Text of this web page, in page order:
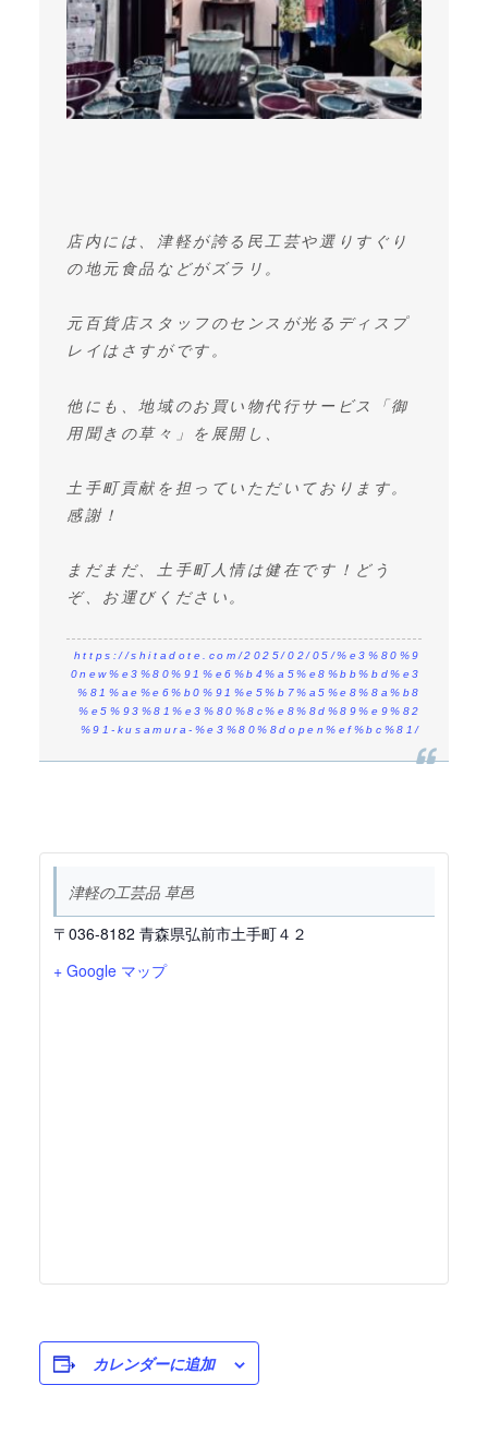
店内には、津軽が誇る民工芸や選りすぐり
の地元食品などがズラリ。
元百貨店スタッフのセンスが光るディスプ
レイはさすがです。
他にも、地域のお買い物代行サービス「御
用聞きの草々」を展開し、
土手町貢献を担っていただいております。
感謝！
まだまだ、土手町人情は健在です！どう
ぞ、お運びください。
https://shitadote.com/2025/02/05/%e3%80%9
0new%e3%80%91%e6%b4%a5%e8%bb%bd%e3
%81%ae%e6%b0%91%e5%b7%a5%e8%8a%b8
%e5%93%81%e3%80%8c%e8%8d%89%e9%82
%91-kusamura-%e3%80%8dopen%ef%bc%81/
津軽の工芸品 草邑
〒036-8182 青森県弘前市土手町４２
+ Google マップ
カレンダーに追加